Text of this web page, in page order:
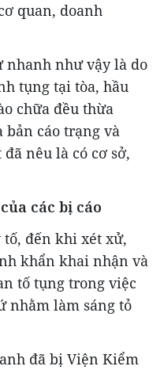
quan, doanh
nhanh như vậy là do
tụng tại tòa, hầu
chữa đều thừa
cáo trạng và
nêu là có cơ sở,
các bị cáo
đến khi xét xử,
khẩn khai nhận và
tố tụng trong việc
nhằm làm sáng tỏ
đã bị Viện Kiểm